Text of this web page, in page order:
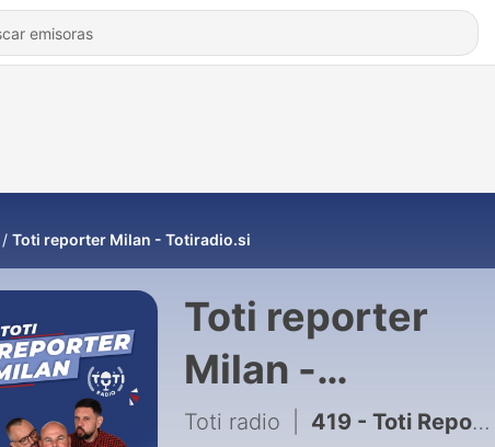
Toti reporter Milan - Totiradio.si
Toti reporter
Milan -
Totiradio.si
Toti radio 419 - Toti Reporter Milan - Servis pred dopustom